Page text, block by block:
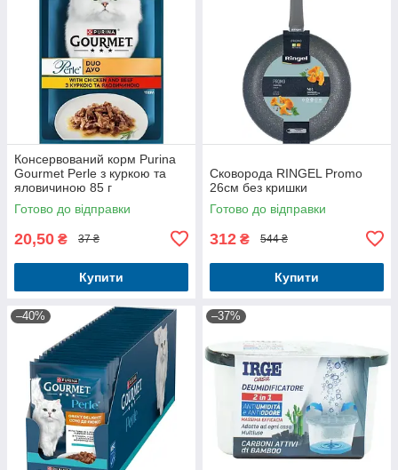
Консервований корм Purina
Gourmet Perle з куркою та
яловичиною 85 г
Готово до відправки
20,50 ₴ 37 ₴
Купити
Сковорода RINGEL Promo
26см без кришки
Готово до відправки
312 ₴ 544 ₴
Купити
–40% –37%